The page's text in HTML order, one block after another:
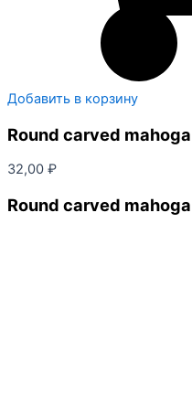
Добавить в корзину
Round carved
32,00 ₽
Round carved